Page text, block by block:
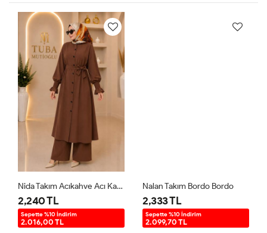
Nida Takım Acıkahve Acı Kahve
2,240 TL
Sepette %10 İndirim
2.016,00 TL
Nalan Takım Bordo Bordo
2,333 TL
Sepette %10 İndirim
2.099,70 TL